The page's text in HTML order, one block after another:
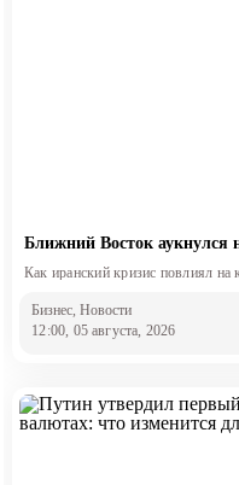
Ближний Восток аукнулся
Как иранский кризис повлиял на
Бизнес, Новости
12:00, 05 августа, 2026